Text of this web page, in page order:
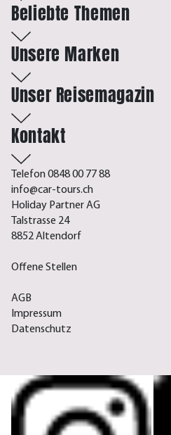
Beliebte Themen
Unsere Marken
Unser Reisemagazin
Kontakt
Telefon 0848 00 77 88
info@car-tours.ch
Holiday Partner AG
Talstrasse 24
8852 Altendorf
Offene Stellen
AGB
Impressum
Datenschutz